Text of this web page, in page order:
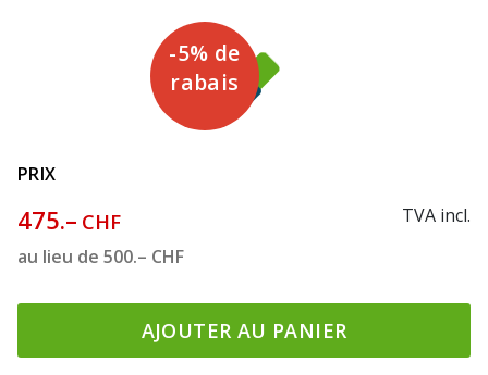
-5% de
rabais
PRIX
475.– CHF
TVA incl.
au lieu de 500.– CHF
AJOUTER AU PANIER